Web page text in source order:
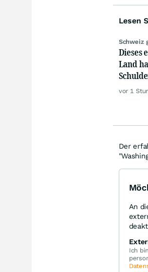
Lesen
Schweiz
Dieses
Land
vor 1
Der
An
Ich